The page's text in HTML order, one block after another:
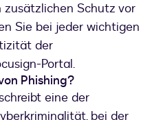
Schutz vor
Sie bei jeder wichtigen
der
Portal.
Phishing?
eine der
bei der